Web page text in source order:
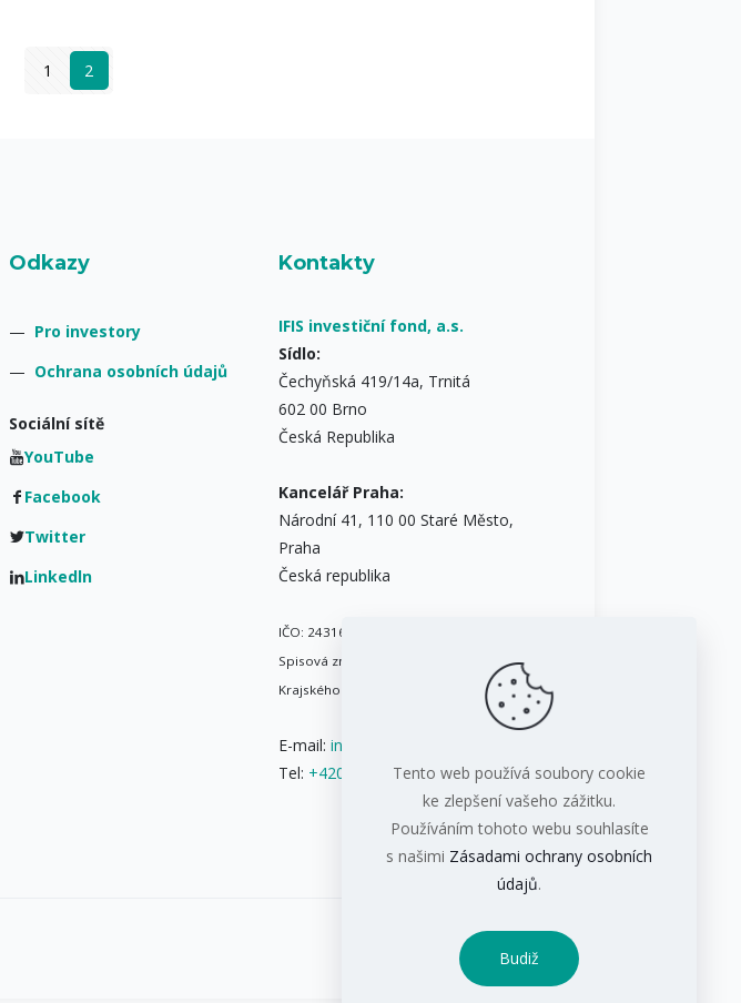
1 2
Odkazy
— Pro investory
— Ochrana osobních údajů
Sociální sítě
YouTube
Facebook
Twitter
Linkedln
Kontakty
IFIS investiční fond, a.s.
Sídlo:
Čechyňská 419/14a, Trnitá
602 00 Brno
Česká Republika
Kancelář Praha:
Národní 41, 110 00 Staré Město,
Praha
Česká republika
IČO: 24316717
Spisová značka: B 8086 vedená u
Krajského soudu v Brně
E-mail: info@ifis.cz
Tel: +420 543 211 084Tento web používá soubory cookie
ke zlepšení vašeho zážitku.
Používáním tohoto webu souhlasíte
s našimi Zásadami ochrany osobních
údajů.
Budiž